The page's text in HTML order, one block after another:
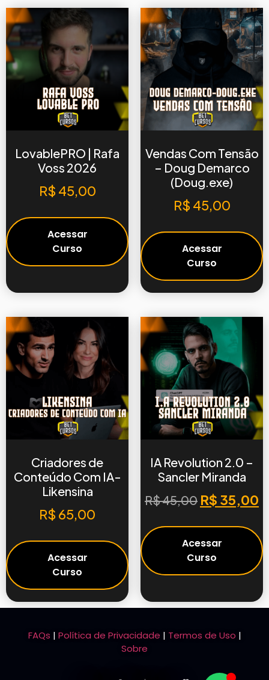
LovablePRO | Rafa
Voss 2026
R$ 45,00
Acessar
Curso
Vendas Com Tensão
– Doug Demarco
(Doug.exe)
R$ 45,00
Acessar
Curso
Criadores de
Conteúdo Com IA-
Likensina
R$ 65,00
Acessar
Curso
IA Revolution 2.0 –
Sancler Miranda
R$45,00 R$ 35,00
Acessar
Curso
FAQs | Política de Privacidade | Termos de Uso |
Sobre